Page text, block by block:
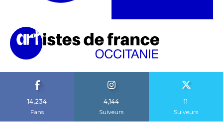
14,234
Fans
4,144
Suiveurs
11
Suiveurs